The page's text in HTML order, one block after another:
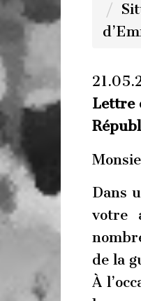
Lettre
Dans
votre
de la
À